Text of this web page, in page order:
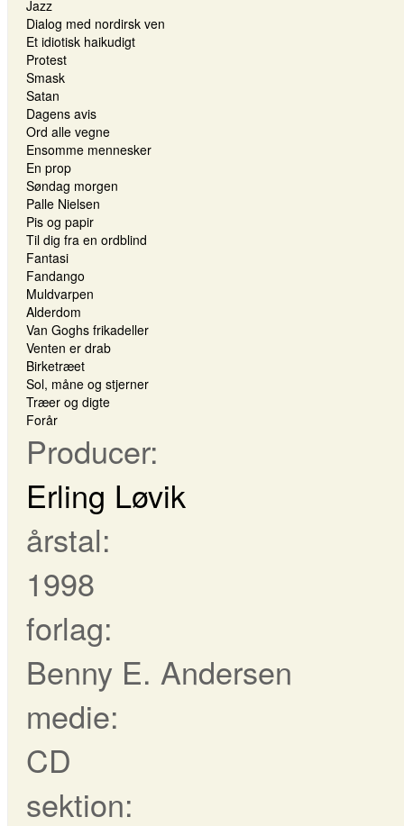
Jazz
Dialog med nordirsk ven
Et idiotisk haikudigt
Protest
Smask
Satan
Dagens avis
Ord alle vegne
Ensomme mennesker
En prop
Søndag morgen
Palle Nielsen
Pis og papir
Til dig fra en ordblind
Fantasi
Fandango
Muldvarpen
Alderdom
Van Goghs frikadeller
Venten er drab
Birketræet
Sol, måne og stjerner
Træer og digte
Forår
Producer:
Erling Løvik
årstal:
1998
forlag:
Benny E. Andersen
medie:
CD
sektion: